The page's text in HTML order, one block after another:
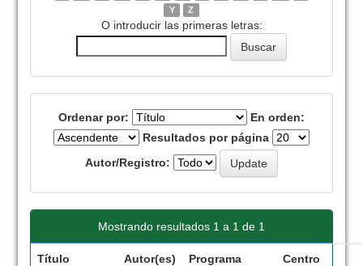
Y
Z
O introducir las primeras letras:
Ordenar por:
En orden:
Resultados por página
Autor/Registro:
Mostrando resultados 1 a 1 de 1
Título Autor(es)
Programa
Centro